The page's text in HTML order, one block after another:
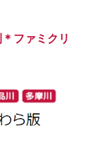
ファミクリ